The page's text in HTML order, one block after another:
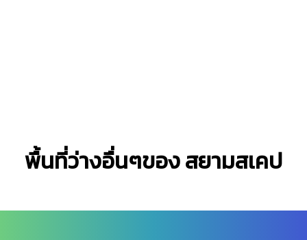
พื้นที่ว่างอื่นๆของ สยามสเคป